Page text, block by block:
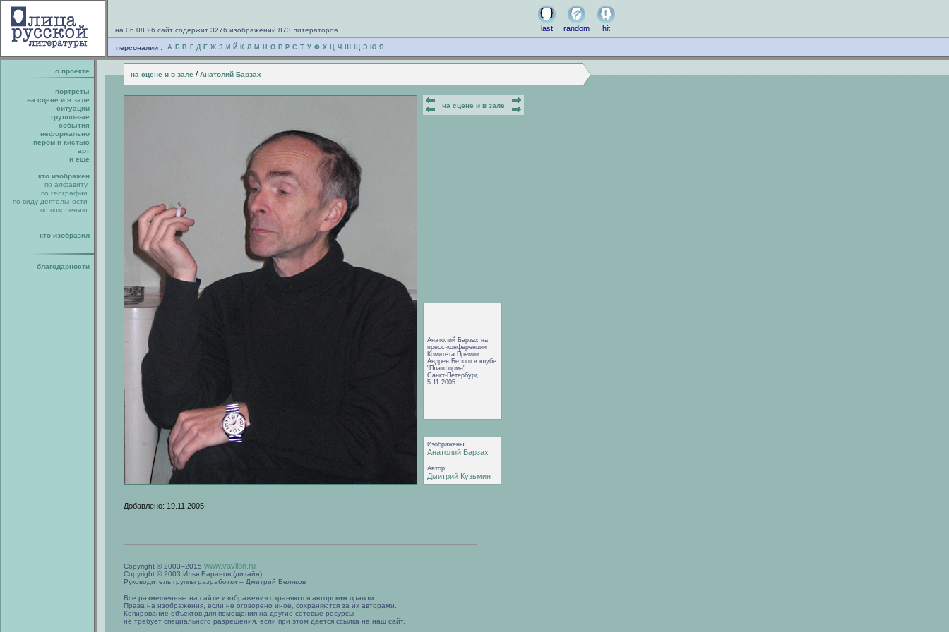
на 06.08.26 сайт содержит 3276 изображений 873 литераторов last random hit
персоналии : А Б В Г Д Е Ж З И Й К Л М Н О П Р С Т У Ф Х Ц Ч Ш Щ Э Ю Я
о проекте на сцене и в зале / Анатолий Барзах
портреты
на сцене и в зале
ситуации
групповые
события
неформально
пером и кистью
арт
и еще
кто изображен
по алфавиту
по географии
по виду деятельности
по поколению
кто изобразил
благодарности
на сцене и в зале
Анатолий Барзах на
пресс-конференции
Комитета Премии
Андрея Белого в клубе
"Платформа".
Санкт-Петербург,
5.11.2005.
Изображены:
Анатолий Барзах
Автор:
Дмитрий Кузьмин
Добавлено: 19.11.2005
Copyright © 2003–2015 www.vavilon.ru
Copyright © 2003 Илья Баранов (дизайн)
Руководитель группы разработки – Дмитрий Беляков
Все размещенные на сайте изображения охраняются авторским правом.
Права на изображения, если не оговорено иное, сохраняются за их авторами.
Копирование объектов для помещения на другие сетевые ресурсы
не требует специального разрешения, если при этом дается ссылка на наш сайт.